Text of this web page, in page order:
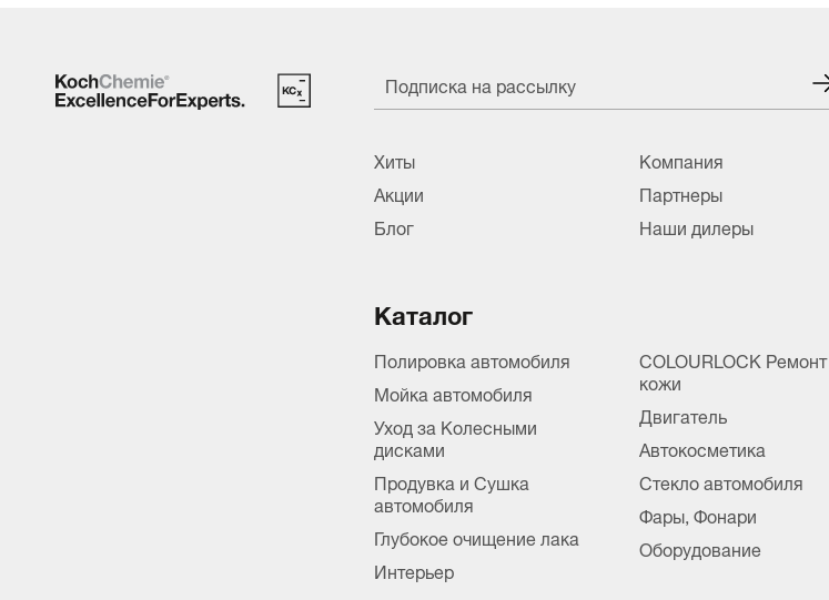
Подписка на рассылку
Хиты
Акции
Блог
Компания
Партнеры
Наши дилеры
Каталог
Полировка автомобиля
Мойка автомобиля
Уход за Колесными
дисками
Продувка и Сушка
автомобиля
Глубокое очищение лака
Интерьер
COLOURLOCK Ремонт
кожи
Двигатель
Автокосметика
Стекло автомобиля
Фары, Фонари
Оборудование